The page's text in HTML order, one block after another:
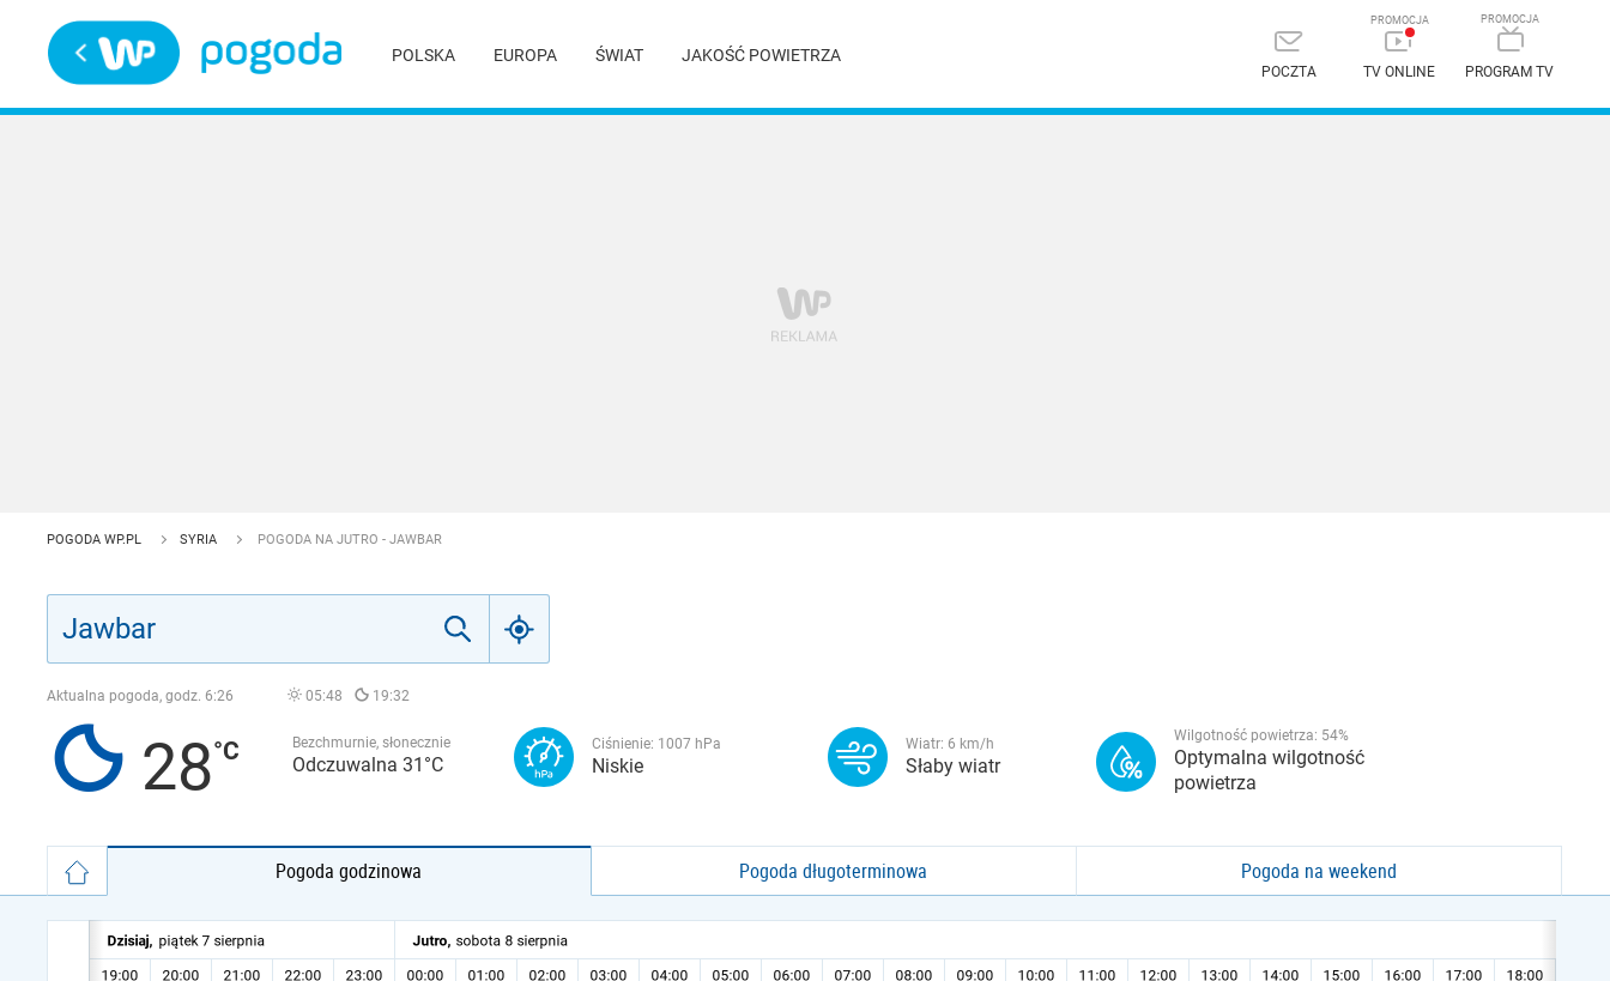
POLSKA EUROPA ŚWIAT JAKOŚĆ POWIETRZA
POCZTA TV ONLINE PROGRAM TV
POGODA WP.PL SYRIA POGODA NA JUTRO - JAWBAR
Aktualna pogoda, godz. 6:26 05:48 19:32
28 Bezchmurnie, słonecznie
Odczuwalna 31°C
Ciśnienie: 1007 hPa
Niskie
Wiatr: 6 km/h
Słaby wiatr
Wilgotność powietrza: 54%
Optymalna wilgotność
powietrza
Pogoda godzinowa Pogoda długoterminowa Pogoda na weekend